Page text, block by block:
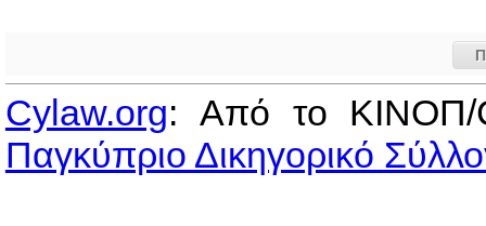
Cylaw.org: Από το
Παγκύπριο Δικηγορικό